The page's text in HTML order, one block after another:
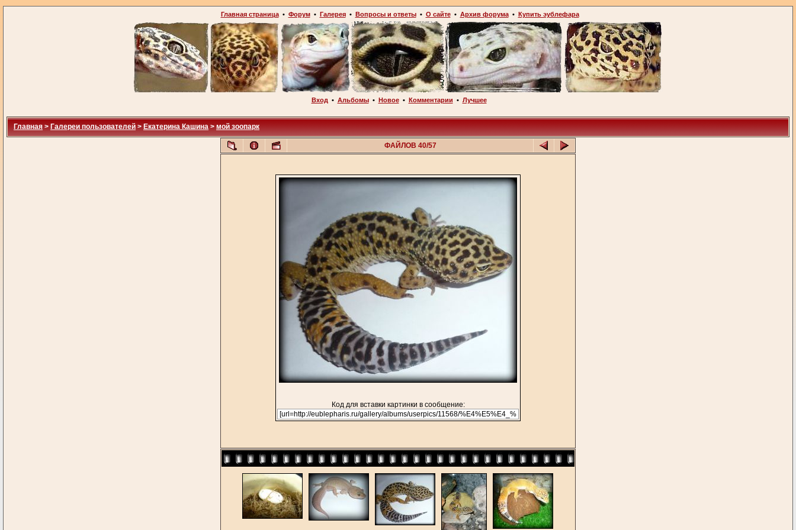
Главная страница• Форум• Галерея• Вопросы и ответы• О сайте• Архив форума• Купить эублефара
Вход • Альбомы• Новое• Комментарии • Лучшее
Главная > Галереи пользователей > Екатерина Кашина > мой зоопарк
ФАЙЛОВ 40/57
Код для вставки картинки в сообщение: